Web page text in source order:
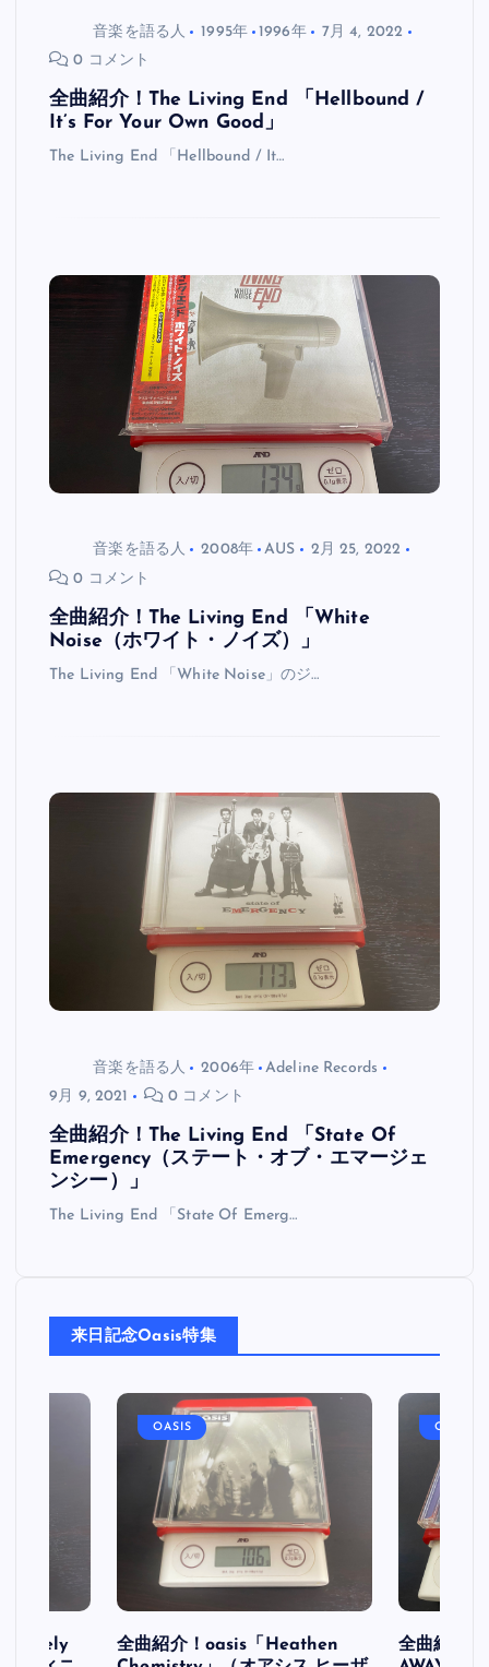
音楽を語る人 1995年 1996年
7月 4, 2022
0 コメント
全曲紹介！The Living End 「Hellbound /
It’s For Your Own Good」
The Living End 「Hellbound / It…
音楽を語る人 2008年 AUS
2月 25, 2022
0 コメント
全曲紹介！The Living End 「White
Noise（ホワイト・ノイズ）」
The Living End 「White Noise」のジ…
音楽を語る人 2006年
Adeline Records
9月 9, 2021
0 コメント
全曲紹介！The Living End 「State Of
Emergency（ステート・オブ・エマージェ
ンシー）」
The Living End 「State Of Emerg…
来日記念Oasis特集
OASIS
全曲紹介！oasis「Heathen
OASIS
全曲紹介